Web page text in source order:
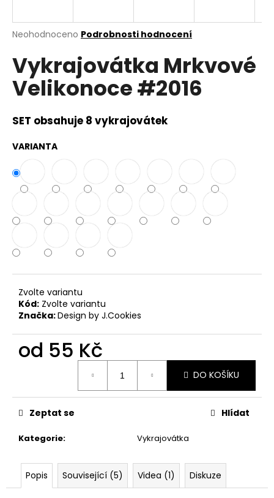
Průměrné
produktu
je
0,0
z
hvězdiček.
Neohodnoceno Podrobnosti hodnocení
Vykrajovátka Mrkvové
Velikonoce #2016
SET obsahuje 8 vykrajovátek
VARIANTA
Zvolte variantu
Kód: Zvolte variantu
Značka:Design by J.Cookies
od 55 Kč
DO KOŠÍKU
Kategorie: Vykrajovátka
Zeptat se Hlídat
Popis Související (5) Videa (1) Diskuze
j
t
?
D
o
p
o
r
č
u
e
m
ZVÍŘÁTKA
#1988
Kč